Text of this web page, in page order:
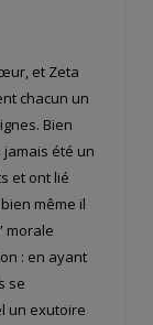
et Zeta
chacun un
Bien
jamais été un
et ont lié
même il
morale
: en ayant
se
un exutoire